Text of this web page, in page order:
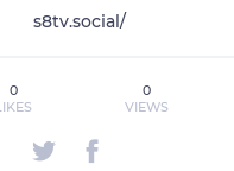
s8tv.social/
0
0
VIEWS